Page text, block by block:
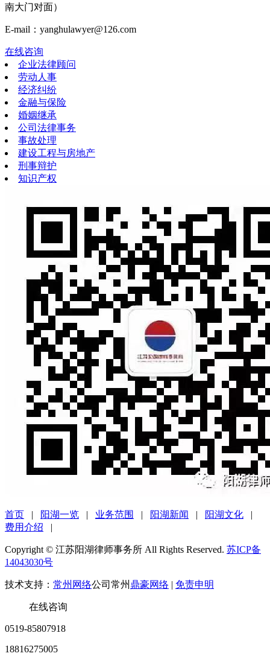
南大门对面）
E-mail：yanghulawyer@126.com
在线咨询
企业法律顾问
劳动人事
经济纠纷
金融与保险
婚姻继承
公司法律事务
事故处理
建设工程与房地产
刑事辩护
知识产权
首页 | 阳湖一览 | 业务范围 | 阳湖新闻 | 阳湖文化 |
费用介绍 |
Copyright © 江苏阳湖律师事务所 All Rights Reserved. 苏ICP备
14043030号
技术支持： 常州网络公司常州 鼎豪网络 | 免责申明
在线咨询
0519-85807918
18816275005